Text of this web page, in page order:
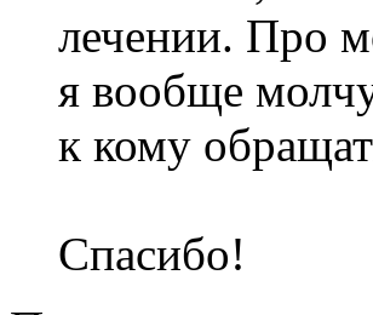
лечении. Про
я вообще
к кому
Спасибо!